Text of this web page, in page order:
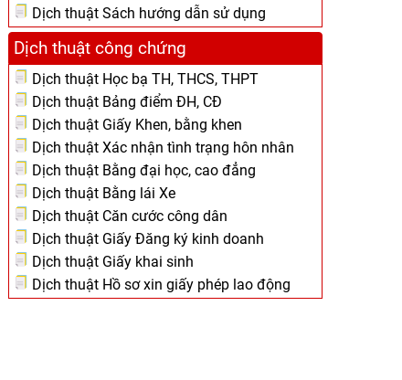
Dịch thuật Sách hướng dẫn sử dụng
Dịch thuật công chứng
Dịch thuật Học bạ TH, THCS, THPT
Dịch thuật Bảng điểm ĐH, CĐ
Dịch thuật Giấy Khen, bằng khen
Dịch thuật Xác nhận tình trạng hôn nhân
Dịch thuật Bằng đại học, cao đẳng
Dịch thuật Bằng lái Xe
Dịch thuật Căn cước công dân
Dịch thuật Giấy Đăng ký kinh doanh
Dịch thuật Giấy khai sinh
Dịch thuật Hồ sơ xin giấy phép lao động